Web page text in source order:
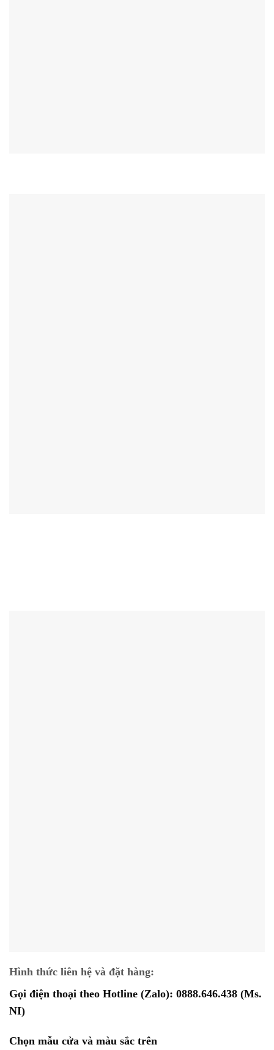
Hình thức liên hệ và đặt hàng:
Gọi điện thoại theo Hotline (Zalo): 0888.646.438 (Ms.
NI)
Chọn mẫu cửa và màu sắc trên